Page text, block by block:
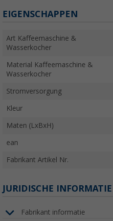
EIGENSCHAPPEN
Art Kaffeemaschine &
Wasserkocher
Material Kaffeemaschine &
Wasserkocher
Stromversorgung
Kleur
Maten (LxBxH)
ean
Fabrikant Artikel Nr.
JURIDISCHE INFORMATIE
Fabrikant informatie